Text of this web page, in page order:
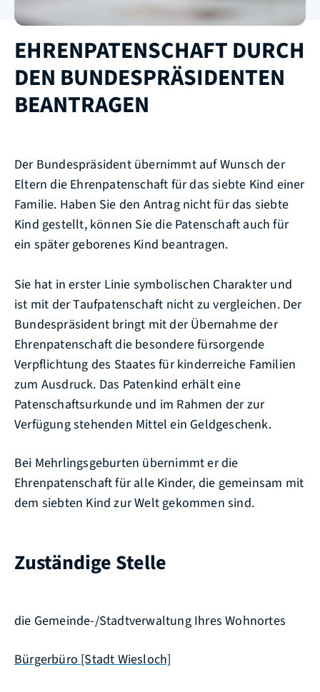
EHRENPATENSCHAFT DURCH
DEN BUNDESPRÄSIDENTEN
BEANTRAGEN
Der Bundespräsident übernimmt auf Wunsch der
Eltern die Ehrenpatenschaft für das siebte Kind einer
Familie. Haben Sie den Antrag nicht für das siebte
Kind gestellt, können Sie die Patenschaft auch für
ein später geborenes Kind beantragen.
Sie hat in erster Linie symbolischen Charakter und
ist mit der Taufpatenschaft nicht zu vergleichen. Der
Bundespräsident bringt mit der Übernahme der
Ehrenpatenschaft die besondere fürsorgende
Verpflichtung des Staates für kinderreiche Familien
zum Ausdruck. Das Patenkind erhält eine
Patenschaftsurkunde und im Rahmen der zur
Verfügung stehenden Mittel ein Geldgeschenk.
Bei Mehrlingsgeburten übernimmt er die
Ehrenpatenschaft für alle Kinder, die gemeinsam mit
dem siebten Kind zur Welt gekommen sind.
Zuständige Stelle
die Gemeinde-/Stadtverwaltung Ihres Wohnortes
Bürgerbüro [Stadt Wiesloch]